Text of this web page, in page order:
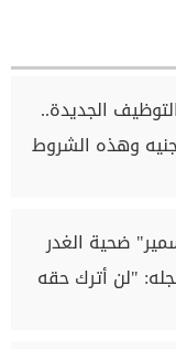
الجديدة..
إلى 15 ألف جنيه وهذه الشروط
ضحية الغدر
"لن أترك حقه